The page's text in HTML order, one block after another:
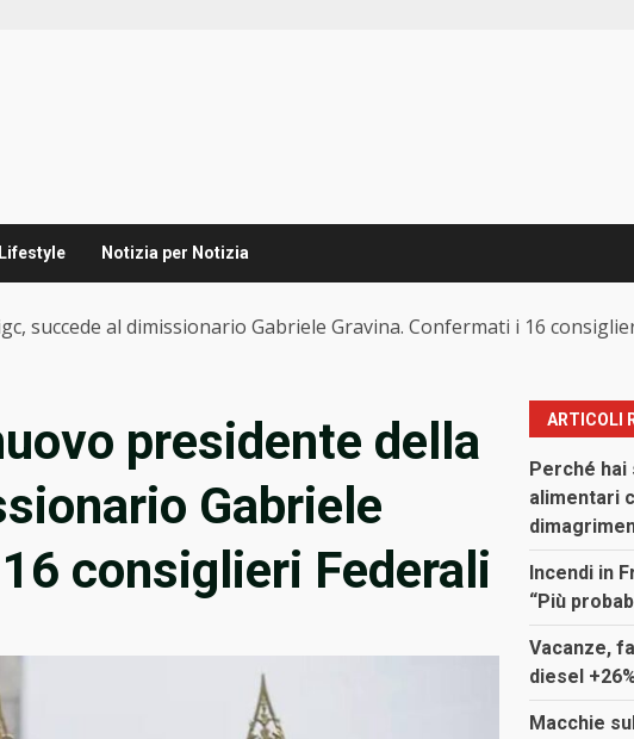
Lifestyle Notizia per Notizia
succede al dimissionario Gabriele Gravina. Confermati i 16
presidente della
Gabriele
consiglieri Federali
ARTICOLI
Perché
alimentari
Incendi in
“Più
Vacanze,
diesel
Macchie